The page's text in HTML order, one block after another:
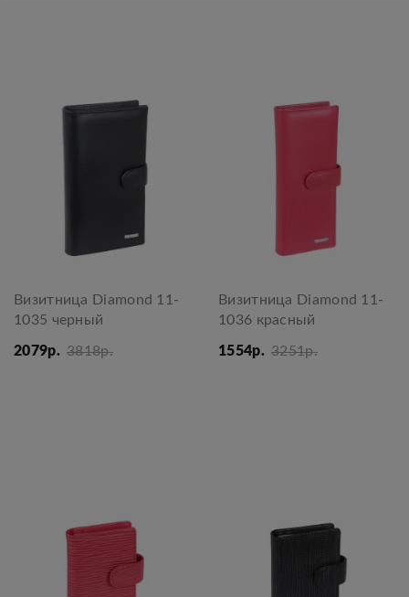
Визитница Diamond 11-
1035 черный
2079р. 3818р.
Визитница Diamond 11-
1036 красный
1554р. 3251р.